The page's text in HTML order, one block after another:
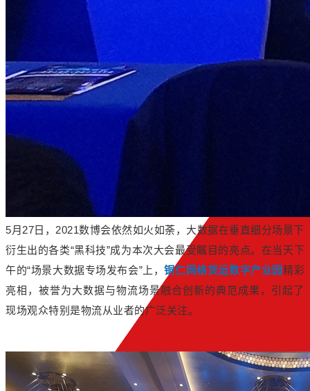
5月27日，2021数博会依然如火如荼，大数据在垂直细分场景下
衍生出的各类“黑科技”成为本次大会最受瞩目的亮点。在当天下
午的“场景大数据专场发布会”上，铜仁网络货运数字产业园精彩
亮相，被誉为大数据与物流场景融合创新的典范成果，引起了
现场观众特别是物流从业者的广泛关注。